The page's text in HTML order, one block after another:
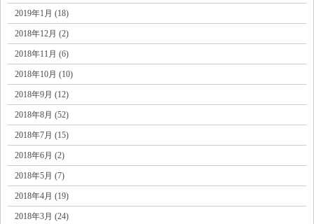
2019年1月 (18)
2018年12月 (2)
2018年11月 (6)
2018年10月 (10)
2018年9月 (12)
2018年8月 (52)
2018年7月 (15)
2018年6月 (2)
2018年5月 (7)
2018年4月 (19)
2018年3月 (24)